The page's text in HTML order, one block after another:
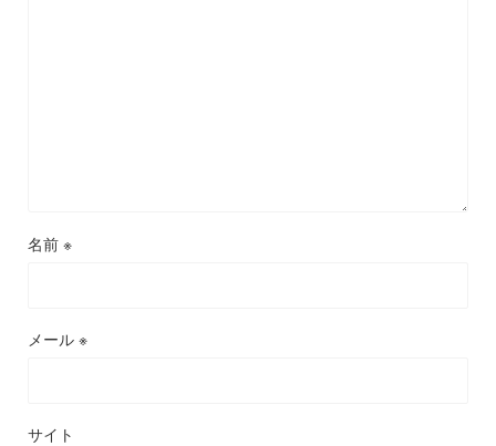
名前 ※
メール ※
サイト